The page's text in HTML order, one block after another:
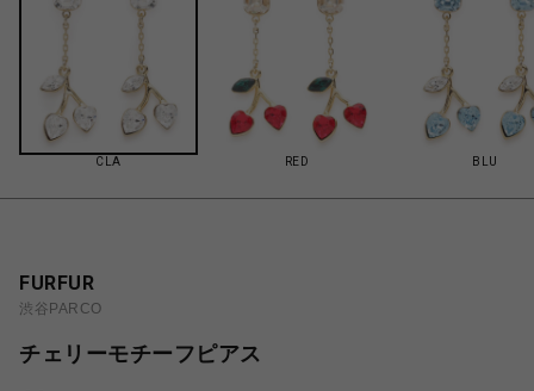
CLA RED BLU
FURFUR
渋谷PARCO
チェリーモチーフピアス